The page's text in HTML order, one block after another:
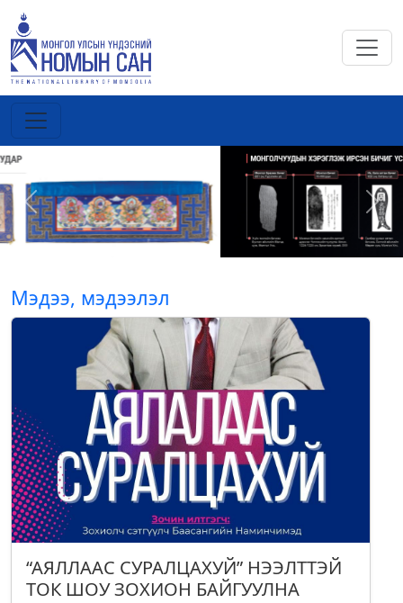
Previous Next
Мэдээ, мэдээлэл
“АЯЛЛААС СУРАЛЦАХУЙ” НЭЭЛТТЭЙ
ТОК ШОУ ЗОХИОН БАЙГУУЛНА